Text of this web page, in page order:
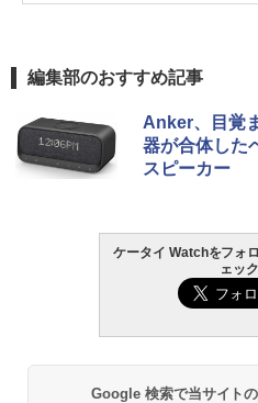
編集部のおすすめ記事
Anker、目覚
器が合体した
スピーカー
ケータイ Watchをフォ
ェック
Google 検索で当サイト